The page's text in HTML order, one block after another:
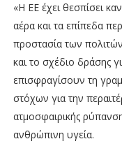
«Η ΕΕ έχει θεσπίσει
αέρα και τα επίπεδα
προστασία των
και το σχέδιο δράσης
επισφραγίσουν τη
στόχων για την
ατμοσφαιρικής
ανθρώπινη υγεία.